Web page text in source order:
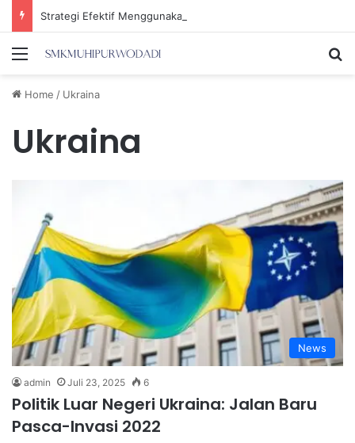
Menu
Home / Ukraina
Ukraina
News
admin Juli 23, 2025 6
Politik Luar Negeri Ukraina: Jalan Baru
Pasca-Invasi 2022